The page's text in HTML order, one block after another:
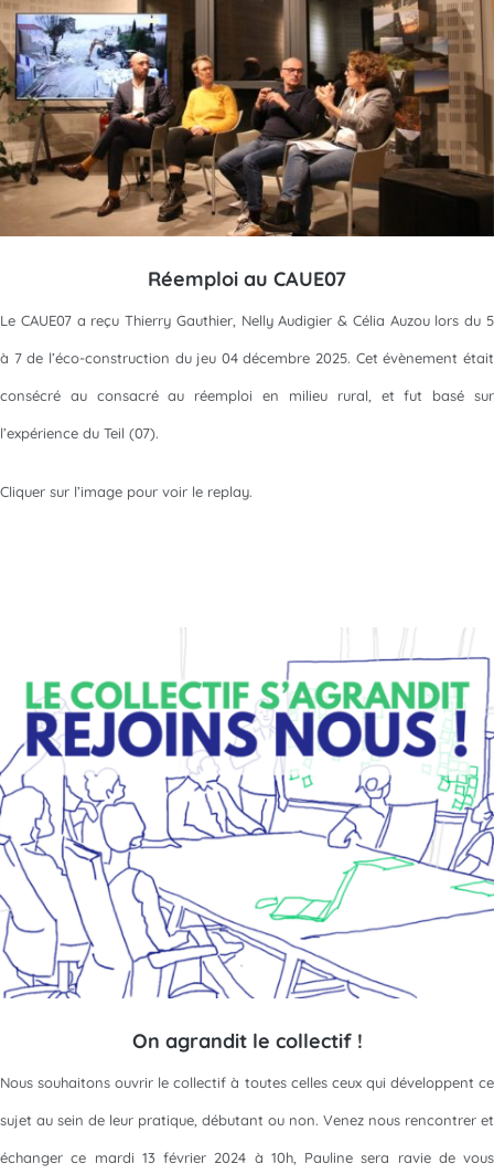
Réemploi au CAUE07
Le CAUE07 a reçu Thierry Gauthier, Nelly Audigier & Célia Auzou lors du 5
à 7 de l’éco-construction du jeu 04 décembre 2025. Cet évènement était
consécré au consacré au réemploi en milieu rural, et fut basé sur
l’expérience du Teil (07).
Cliquer sur l’image pour voir le replay.
On agrandit le collectif !
Nous souhaitons ouvrir le collectif à toutes celles ceux qui développent ce
sujet au sein de leur pratique, débutant ou non. Venez nous rencontrer et
échanger ce mardi 13 février 2024 à 10h, Pauline sera ravie de vous